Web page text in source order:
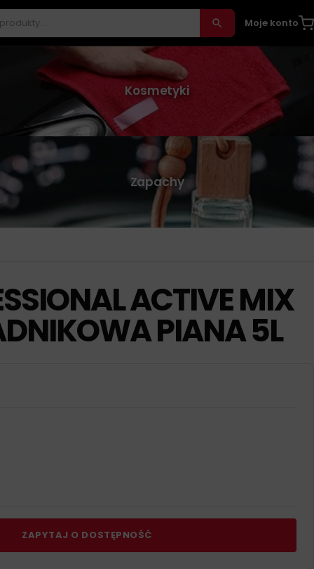
Moje konto
Kosmetyki
Zapachy
ACTIVE MIX
PIANA 5L
ZAPYTAJ O DOSTĘPNOŚĆ